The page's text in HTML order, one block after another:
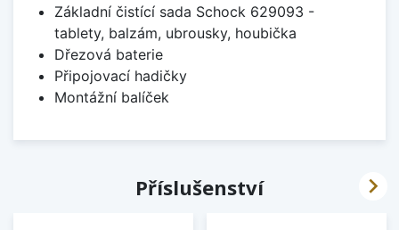
Základní čistící sada Schock 629093 -
tablety, balzám, ubrousky, houbička
Dřezová baterie
Připojovací hadičky
Montážní balíček
Příslušenství 